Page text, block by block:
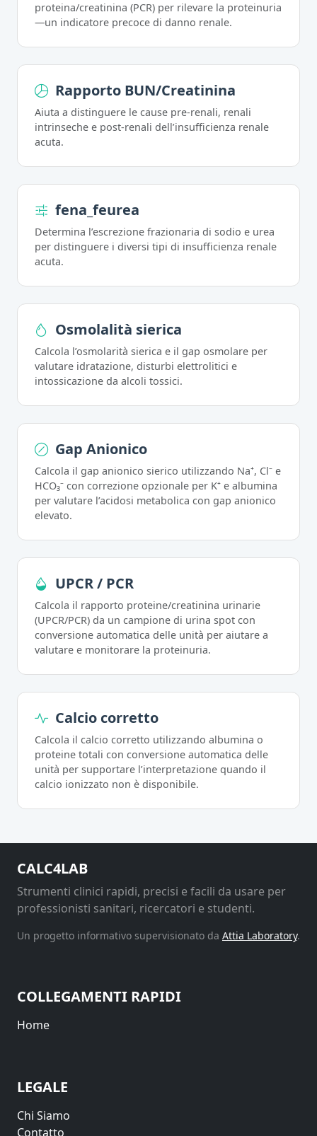
proteina/creatinina (PCR) per rilevare la proteinuria
—un indicatore precoce di danno renale.
Rapporto BUN/Creatinina
Aiuta a distinguere le cause pre-renali, renali
intrinseche e post-renali dell’insufficienza renale
acuta.
fena_feurea
Determina l’escrezione frazionaria di sodio e urea
per distinguere i diversi tipi di insufficienza renale
acuta.
Osmolalità sierica
Calcola l’osmolarità sierica e il gap osmolare per
valutare idratazione, disturbi elettrolitici e
intossicazione da alcoli tossici.
Gap Anionico
Calcola il gap anionico sierico utilizzando Na⁺, Cl⁻ e
HCO₃⁻ con correzione opzionale per K⁺ e albumina
per valutare l’acidosi metabolica con gap anionico
elevato.
UPCR / PCR
Calcola il rapporto proteine/creatinina urinarie
(UPCR/PCR) da un campione di urina spot con
conversione automatica delle unità per aiutare a
valutare e monitorare la proteinuria.
Calcio corretto
Calcola il calcio corretto utilizzando albumina o
proteine totali con conversione automatica delle
unità per supportare l’interpretazione quando il
calcio ionizzato non è disponibile.
CALC4LAB
Strumenti clinici rapidi, precisi e facili da usare per
professionisti sanitari, ricercatori e studenti.
Un progetto informativo supervisionato da Attia Laboratory.
COLLEGAMENTI RAPIDI
Home
LEGALE
Chi Siamo
Contatto